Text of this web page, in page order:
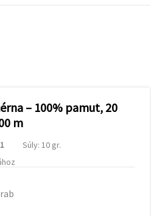
– 100% pamut, 20
m
Súly: 10 gr.